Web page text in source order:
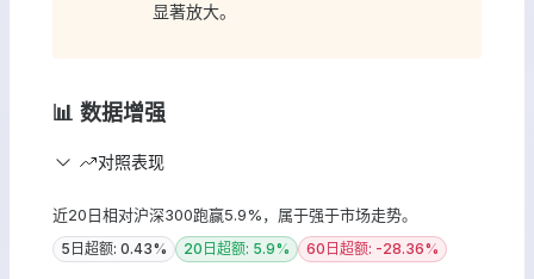
显著放大。
📊 数据增强
对照表现
近20日相对沪深300跑赢5.9%，属于强于市场走势。
5日超额: 0.43% 20日超额: 5.9% 60日超额: -28.36%